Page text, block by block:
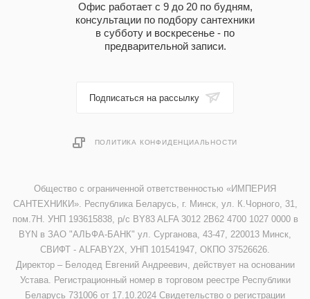
Офис работает с 9 до 20 по будням,
консультации по подбору сантехники
в субботу и воскресенье - по
предварительной записи.
Подписаться на рассылку
ПОЛИТИКА КОНФИДЕНЦИАЛЬНОСТИ
Общество с ограниченной ответственностью «ИМПЕРИЯ
САНТЕХНИКИ». Республика Беларусь, г. Минск, ул. К.Чорного, 31,
пом.7Н. УНП 193615838, р/с BY83 ALFA 3012 2B62 4700 1027 0000 в
BYN в ЗАО "АЛЬФА-БАНК" ул. Сурганова, 43-47, 220013 Минск,
СВИФТ - ALFABY2X, УНП 101541947, ОКПО 37526626.
Директор – Белодед Евгений Андреевич, действует на основании
Устава. Регистрационный номер в торговом реестре Республики
Беларусь 731006 от 17.10.2024 Свидетельство о регистрации